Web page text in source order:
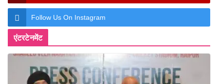
Follow Us On Instagram
एंटरटेनमेंट